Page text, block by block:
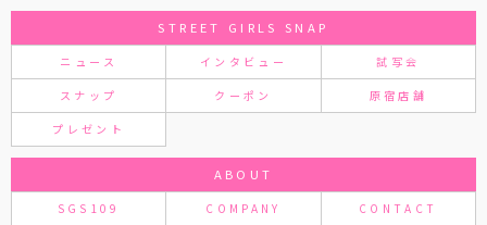
STREET GIRLS SNAP
ニュース インタビュー 試写会
スナップ クーポン 原宿店舗
プレゼント
ABOUT
SGS109 COMPANY CONTACT